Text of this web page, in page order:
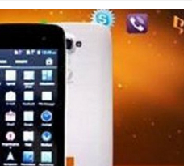
New to online sports betting? Consider These Tips to Play Your First Online Sports Betting Successfully
Has Changed Sports